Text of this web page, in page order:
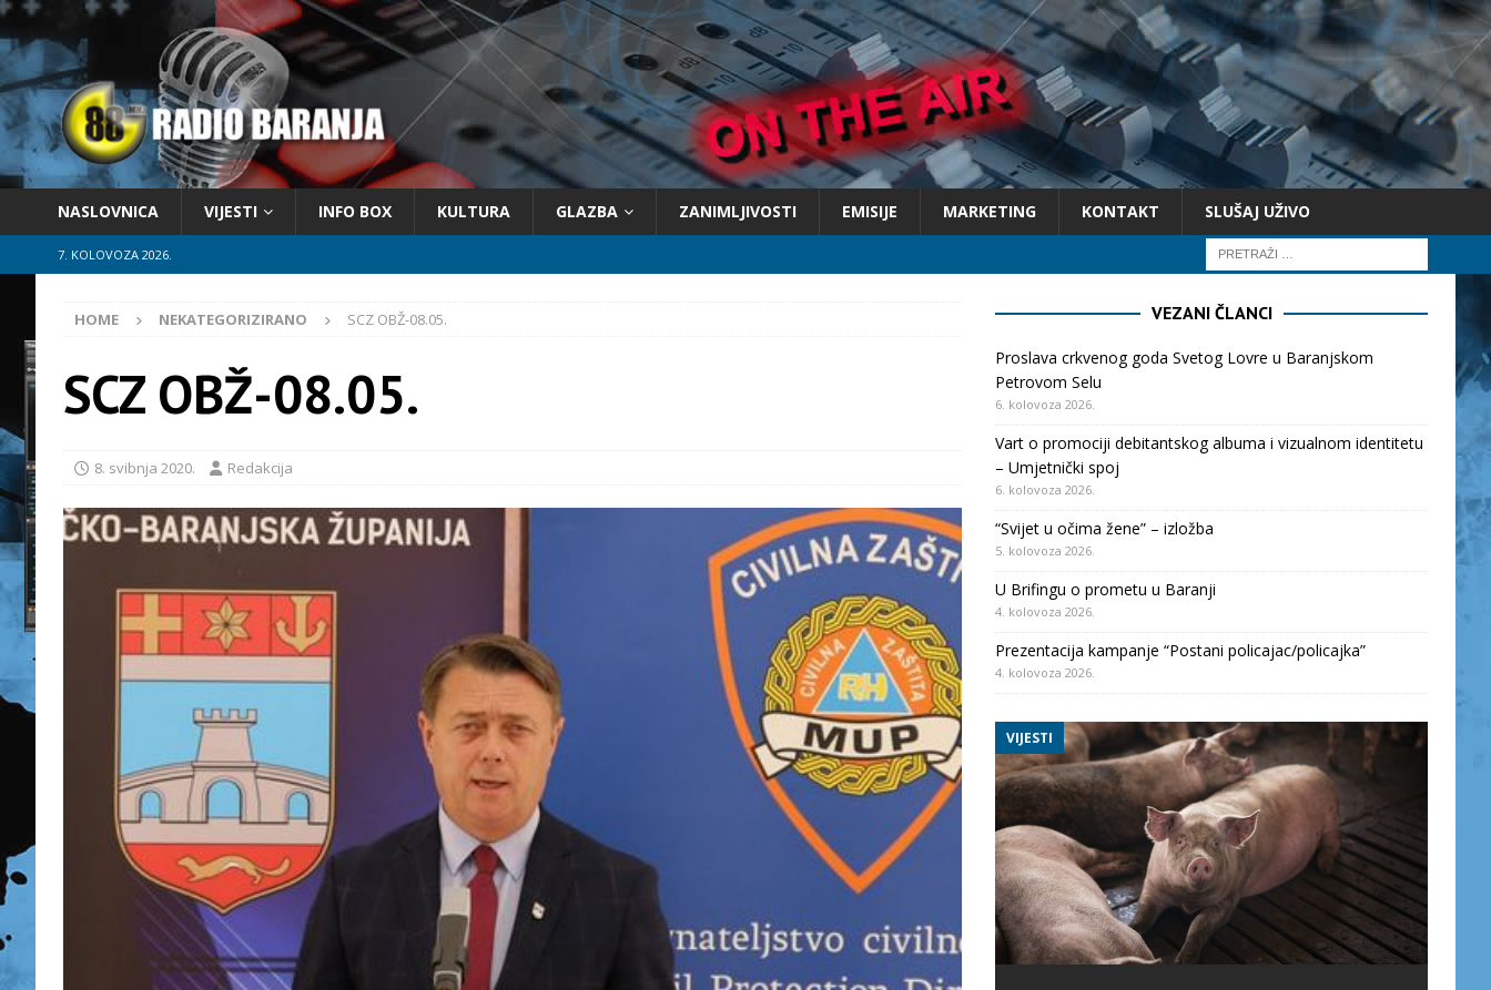
NASLOVNICA VIJESTI INFO BOX KULTURA GLAZBA ZANIMLJIVOSTI EMISIJE MARKETING KONTAKT SLUŠAJ UŽIVO
7. KOLOVOZA 2026.
HOME NEKATEGORIZIRANO SCZ OBŽ-08.05.
SCZ OBŽ-08.05.
8. svibnja 2020. Redakcija
VEZANI ČLANCI
Proslava crkvenog goda Svetog Lovre u Baranjskom
Petrovom Selu
6. kolovoza 2026.
Vart o promociji debitantskog albuma i vizualnom identitetu
– Umjetnički spoj
6. kolovoza 2026.
“Svijet u očima žene” – izložba
5. kolovoza 2026.
U Brifingu o prometu u Baranji
4. kolovoza 2026.
Prezentacija kampanje “Postani policajac/policajka”
4. kolovoza 2026.
VIJESTI